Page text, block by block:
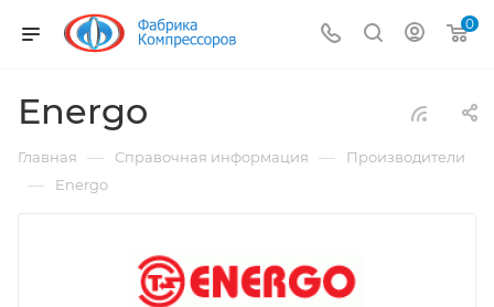
0
Energo
Главная — Справочная информация — Производители
— Energo